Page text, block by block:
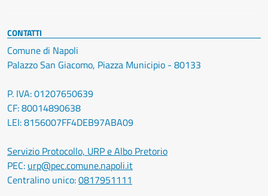
CONTATTI
Comune di Napoli
Palazzo San Giacomo, Piazza Municipio - 80133
P. IVA: 01207650639
CF: 80014890638
LEI: 8156007FF4DEB97ABA09
Servizio Protocollo, URP e Albo Pretorio
PEC: urp@pec.comune.napoli.it
Centralino unico:0817951111